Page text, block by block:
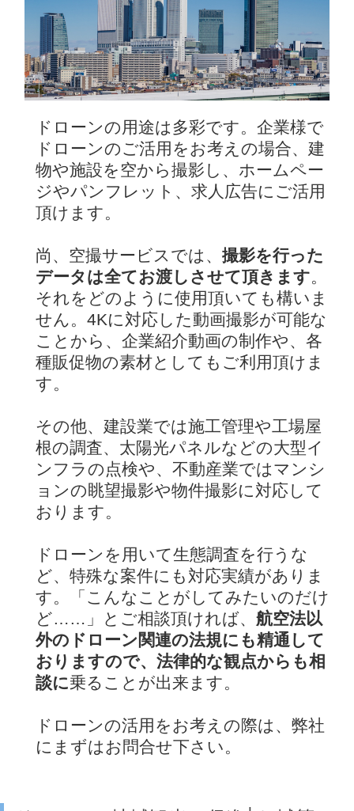
ドローンの用途は多彩です。企業様で
ドローンのご活用をお考えの場合、建
物や施設を空から撮影し、ホームペー
ジやパンフレット、求人広告にご活用
頂けます。
尚、空撮サービスでは、 撮影を行った
データは全てお渡しさせて頂きます。
それをどのように使用頂いても構いま
せん。4Kに対応した動画撮影が可能な
ことから、企業紹介動画の制作や、各
種販促物の素材としてもご利用頂けま
す。
その他、建設業では施工管理や工場屋
根の調査、太陽光パネルなどの大型イ
ンフラの点検や、不動産業ではマンシ
ョンの眺望撮影や物件撮影に対応して
おります。
ドローンを用いて生態調査を行うな
ど、特殊な案件にも対応実績がありま
す。「こんなことがしてみたいのだけ
ど……」とご相談頂ければ、 航空法以
外のドローン関連の法規にも精通して
おりますので、法律的な観点からも相
談に乗ることが出来ます。
ドローンの活用をお考えの際は、弊社
にまずはお問合せ下さい。